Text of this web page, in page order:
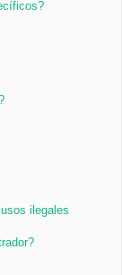
ilegales